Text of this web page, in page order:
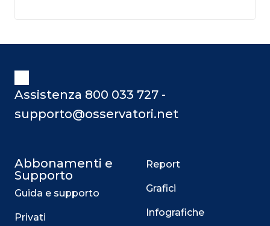
Assistenza 800 033 727 -
supporto@osservatori.net
Abbonamenti e
Supporto
Guida e supporto
Privati
Report
Grafici
Infografiche